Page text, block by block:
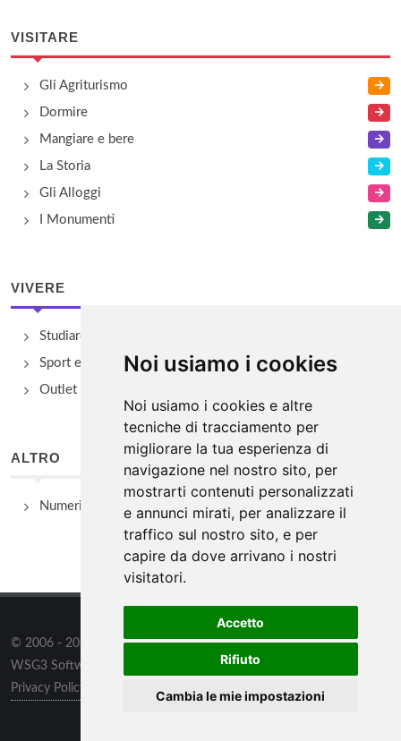
Noi usiamo i cookies
Noi usiamo i cookies e altre
tecniche di tracciamento per
migliorare la tua esperienza di
navigazione nel nostro sito, per
mostrarti contenuti personalizzati
e annunci mirati, per analizzare il
traffico sul nostro sito, e per
capire da dove arrivano i nostri
visitatori.
Accetto
Rifiuto
Cambia le mie impostazioni
VISITARE
Gli Agriturismo
Dormire
Mangiare e bere
La Storia
Gli Alloggi
I Monumenti
VIVERE
Studiare
Sport e Benessere
Outlet e spacci aziendali
ALTRO
Numeri Utili
© 2006 - 2026 WSG3 STUDIOtutti i diritti riservati. Powered by
WSG3 Software
Privacy Policy
Preferenze sui Cookies